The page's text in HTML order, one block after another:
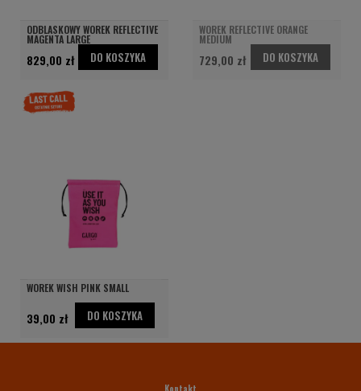
ODBLASKOWY WOREK REFLECTIVE
MAGENTA LARGE
829,00 zł DO KOSZYKA
WOREK REFLECTIVE ORANGE
MEDIUM
729,00 zł DO KOSZYKA
WOREK WISH PINK SMALL
39,00 zł DO KOSZYKA